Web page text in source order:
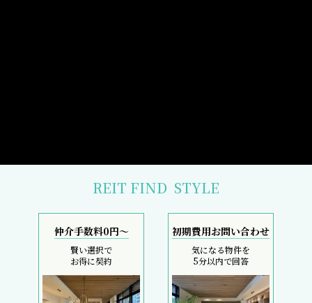
REIT FIND STYLE
仲介手数料0円～
賢い選択で
お得に契約
初期費用お問い合わせ
気になる物件を
5分以内で回答